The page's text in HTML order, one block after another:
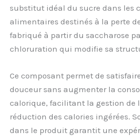
substitut idéal du sucre dans les
alimentaires destinés à la perte
fabriqué à partir du saccharose
chloruration qui modifie sa
Ce composant permet de
douceur sans augmenter la
calorique, facilitant la gestion de
réduction des calories ingérées.
dans le produit garantit une